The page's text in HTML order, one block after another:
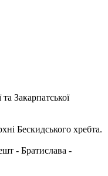
Закарпатської
Бескидського хребта.
- Братислава -